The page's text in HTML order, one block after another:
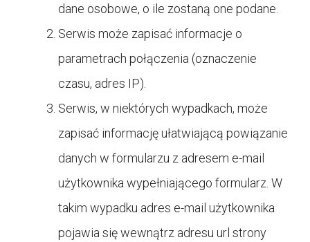
dane osobowe, o ile zostaną one podane.
Serwis może zapisać informacje o
parametrach połączenia (oznaczenie
czasu, adres IP).
Serwis, w niektórych wypadkach, może
zapisać informację ułatwiającą powiązanie
danych w formularzu z adresem e-mail
użytkownika wypełniającego formularz. W
takim wypadku adres e-mail użytkownika
pojawia się wewnątrz adresu url strony